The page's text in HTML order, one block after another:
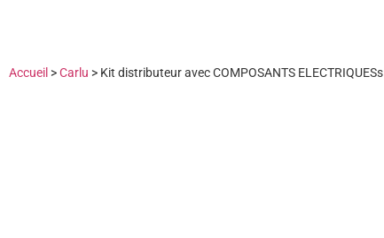
Accueil >Carlu > Kit distributeur avec COMPOSANTS ELECTRIQUESs